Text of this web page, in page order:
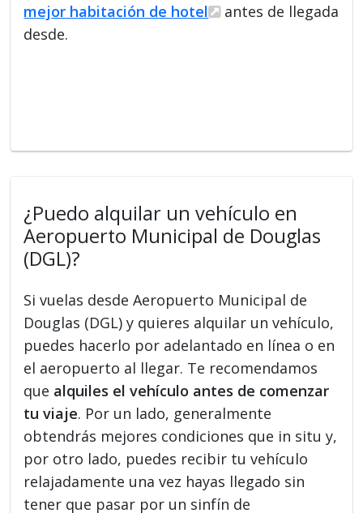
mejor habitación de hotel
antes de llegada
desde.
¿Puedo alquilar un vehículo en
Aeropuerto Municipal de Douglas
(DGL)?
Si vuelas desde Aeropuerto Municipal de
Douglas (DGL) y quieres alquilar un vehículo,
puedes hacerlo por adelantado en línea o en
el aeropuerto al llegar. Te recomendamos
que alquiles el vehículo antes de comenzar
tu viaje. Por un lado, generalmente
obtendrás mejores condiciones que in situ y,
por otro lado, puedes recibir tu vehículo
relajadamente una vez hayas llegado sin
tener que pasar por un sinfín de